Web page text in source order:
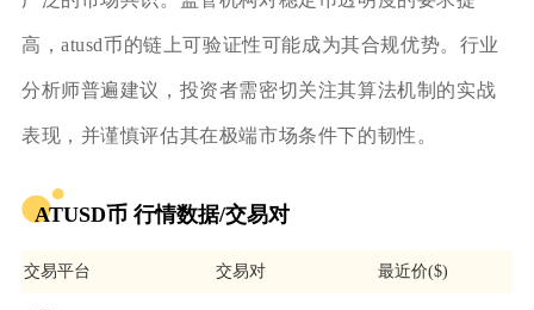
高，atusd币的链上可验证性可能成为其合规优势。行业
分析师普遍建议，投资者需密切关注其算法机制的实战
表现，并谨慎评估其在极端市场条件下的韧性。
ATUSD币 行情数据/交易对
交易平台 交易对 最近价($)